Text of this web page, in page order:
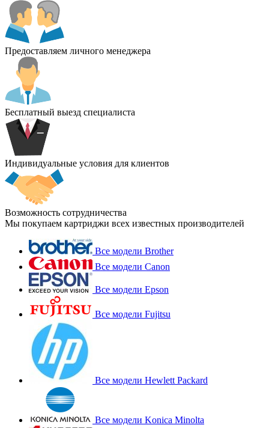
Предоставляем личного менеджера
Бесплатный выезд специалиста
Индивидуальные условия для клиентов
Возможность сотрудничества
Мы покупаем картриджи всех известных производителей
Все модели Brother
Все модели Canon
Все модели Epson
Все модели Fujitsu
Все модели Hewlett Packard
Все модели Konica Minolta